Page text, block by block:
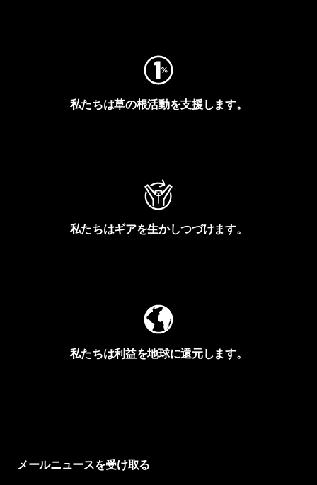
私たちは草の根活動を支援します。
私たちはギアを生かしつづけます。
私たちは利益を地球に還元します。
メールニュースを受け取る